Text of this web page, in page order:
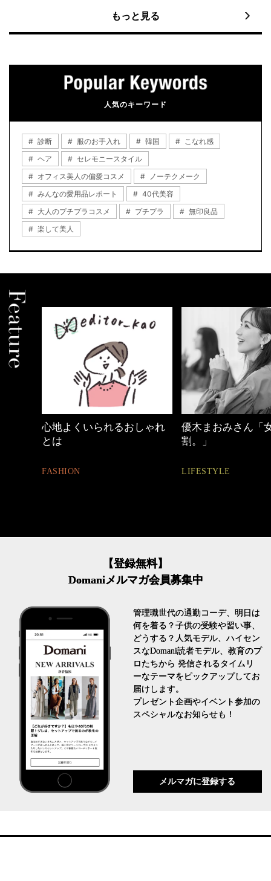
もっと見る
人気のキーワード
診断 服のお手入れ 韓国
こなれ感
ヘア
セレモニースタイル
オフィス美人の偏愛コスメ
ノーテクメーク
みんなの愛用品レポート
40代美容
大人のプチプラコスメ
プチプラ
無印良品
楽して美人
優木まおみさん「女の時間
割。」
LIFESTYLE
働く女性のバッグ
【登録無料】
Domaniメルマガ会員募集中
管理職世代の通勤コーデ、明日は
何を着る？子供の受験や習い事、
どうする？人気モデル、ハイセン
スなDomani読者モデル、教育のプ
ロたちから 発信されるタイムリ
ーなテーマをピックアップしてお
届けします。
プレゼント企画やイベント参加の
スペシャルなお知らせも！
メルマガに登録する